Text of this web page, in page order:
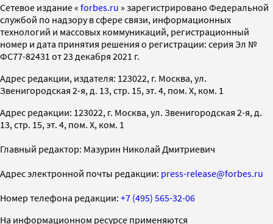
Cетевое издание « forbes.ru » зарегистрировано Федеральной
службой по надзору в сфере связи, информационных
технологий и массовых коммуникаций, регистрационный
номер и дата принятия решения о регистрации: серия Эл №
ФС77-82431 от 23 декабря 2021 г.
Адрес редакции, издателя: 123022, г. Москва, ул.
Звенигородская 2-я, д. 13, стр. 15, эт. 4, пом. X, ком. 1
Адрес редакции: 123022, г. Москва, ул. Звенигородская 2-я, д.
13, стр. 15, эт. 4, пом. X, ком. 1
Главный редактор: Мазурин Николай Дмитриевич
Адрес электронной почты редакции: press-release@forbes.ru
Номер телефона редакции: +7 (495) 565-32-06
На информационном ресурсе применяются